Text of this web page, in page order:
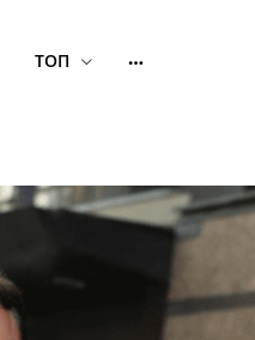
ТОП